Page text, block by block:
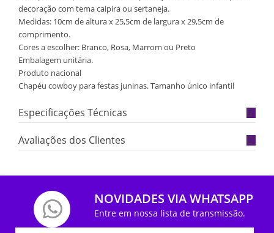
decoração com tema caipira ou sertaneja.
Medidas: 10cm de altura x 25,5cm de largura x 29,5cm de
comprimento.
Cores a escolher: Branco, Rosa, Marrom ou Preto
Embalagem unitária.
Produto nacional
Chapéu cowboy para festas juninas. Tamanho único infantil
Especificações Técnicas
Avaliações dos Clientes
NOVIDADES VIA WHATSAPP
Entre em nossa lista de transmissão.